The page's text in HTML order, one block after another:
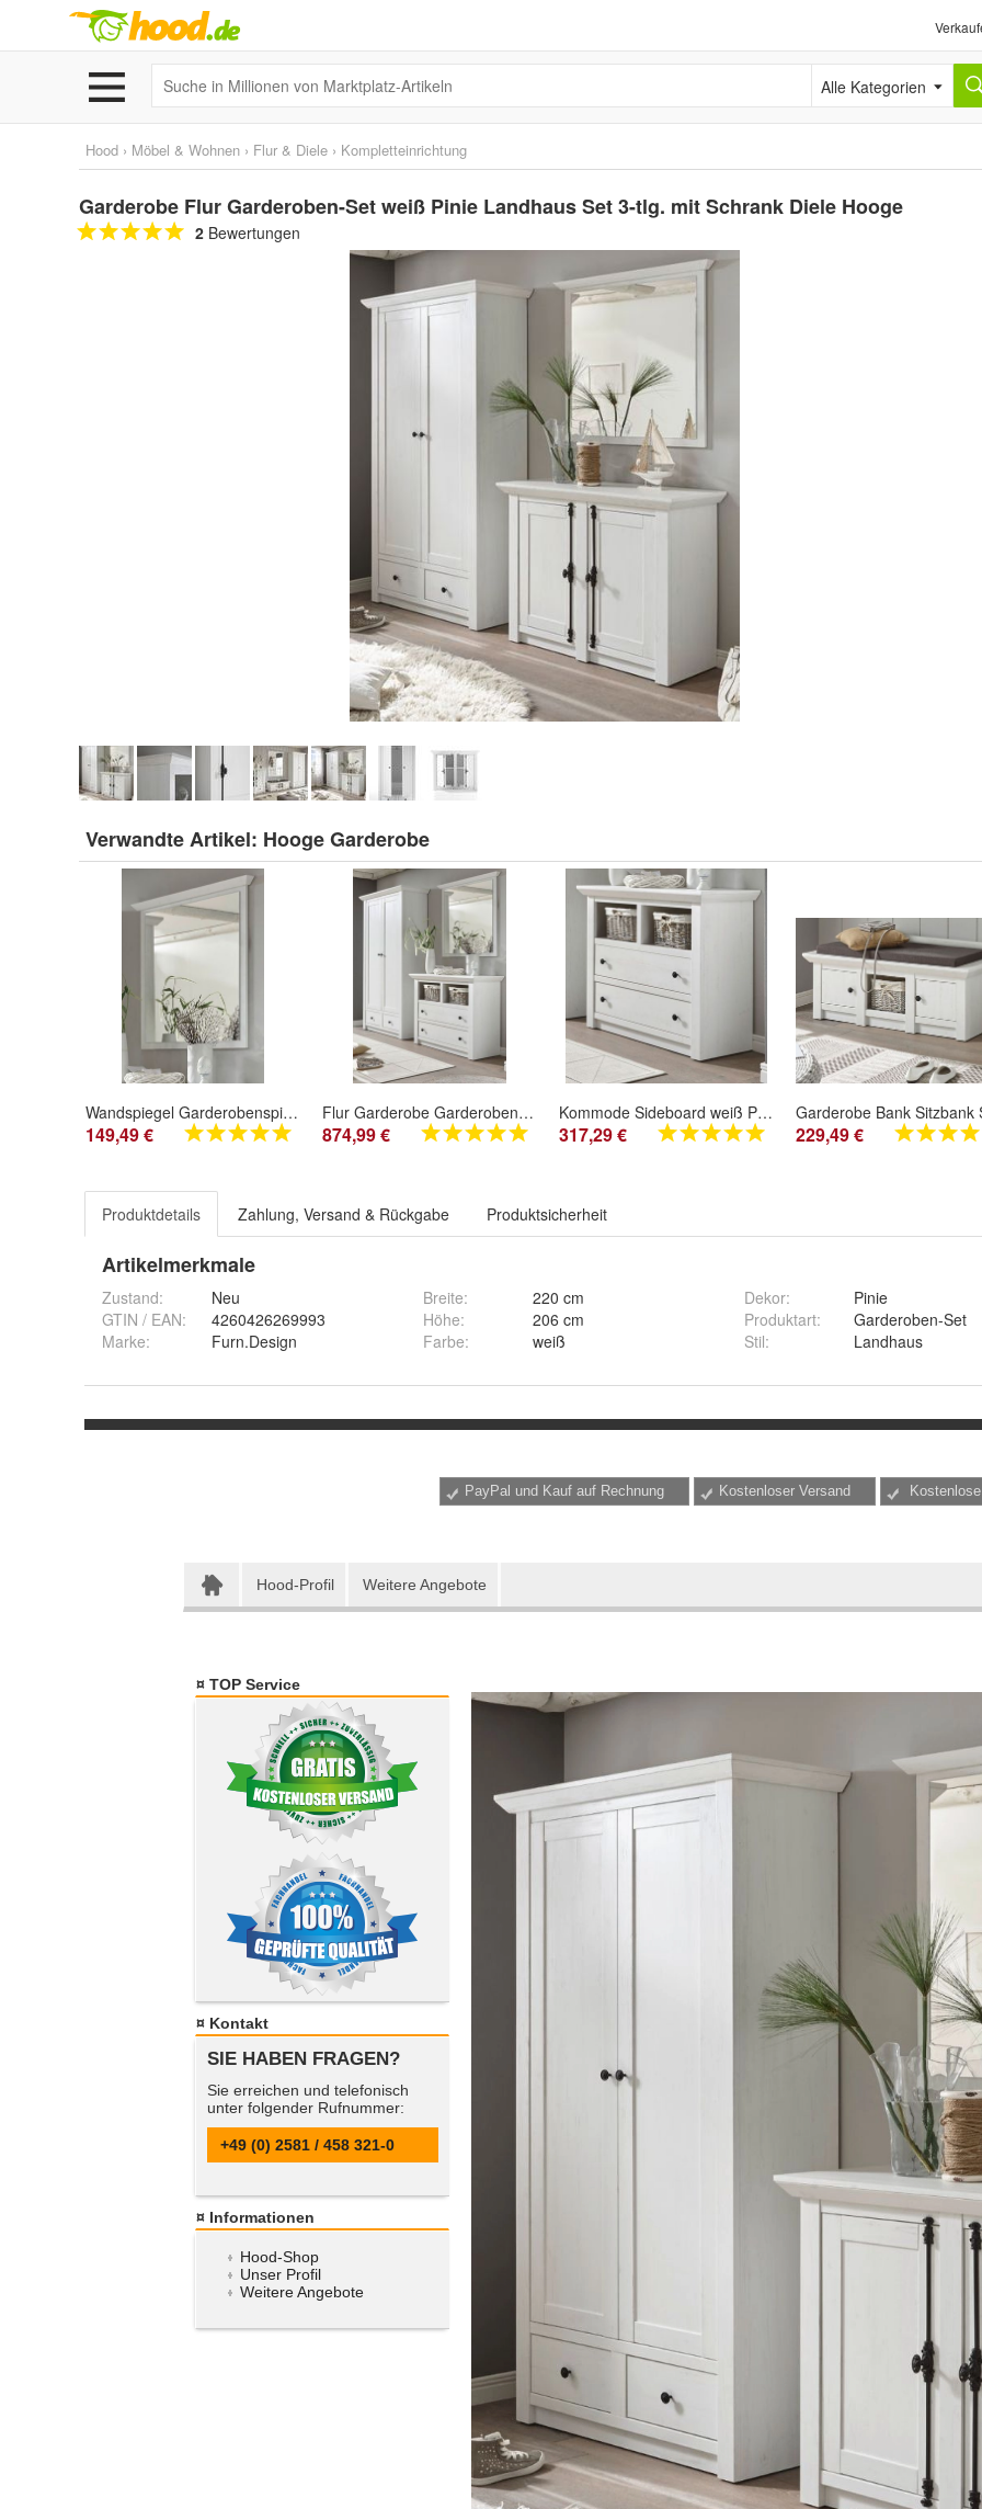
Alle Kategorien
Hood › Möbel & Wohnen › Flur & Diele › Kompletteinrichtung
Garderobe Flur Garderoben-Set weiß Pinie Landhaus Set 3-tlg. mit Schrank Diele Hooge
2 Bewertungen
Verwandte Artikel: Hooge Garderobe
Wandspiegel Garderobenspiegel weiß Pinie Landhaus Flur Diele Spiegel Hooge 92x99
149,49 €
Flur Garderobe Garderoben-Set in weiß Pinie Landhaus Set mit Schrank Diele Hooge
874,99 €
Kommode Sideboard weiß Pinie Landhaus Anrichte Flur Diele Schrank Hooge 105 x 90
317,29 € 229,49 €
Produktdetails Zahlung, Versand & Rückgabe Produktsicherheit
Artikelmerkmale
Zustand:
Neu
GTIN / EAN:
4260426269993
Marke:
Furn.Design
Breite:
220 cm
Höhe:
206 cm
Farbe: weiß
Dekor:
Pinie
Produktart:
Garderoben-Set
Stil: Landhaus